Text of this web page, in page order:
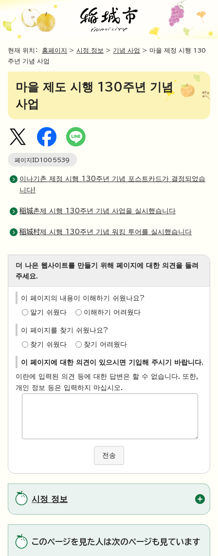
현재 위치： 홈페이지 > 시정 정보 > 기념 사업 > 마을 제정 시행 130
주년 기념 사업
마을 제도 시행 130주년 기념
사업
페이지ID1005539
이나기촌 제정 시행 130주년 기념 포스트카드가 결정되었습
니다!
稲城촌제 시행 130주년 기념 사업을 실시했습니다
稲城村제 시행 130주년 기념 워킹 투어를 실시했습니다
더 나은 웹사이트를 만들기 위해 페이지에 대한 의견을 들려
주세요.
이 페이지의 내용이 이해하기 쉬웠나요?
알기 쉬웠다 이해하기 어려웠다
이 페이지를 찾기 쉬웠나요?
찾기 쉬웠다 찾기 어려웠다
이 페이지에 대한 의견이 있으시면 기입해 주시기 바랍니다.
이란에 입력된 의견 등에 대한 답변은 할 수 없습니다. 또한,
개인 정보 등은 입력하지 마십시오.
전송
시정 정보
このページを見た人は次のページも見ています